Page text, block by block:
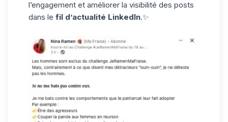
l’engagement et améliorer la visibilité des posts
dans le fil d’actualité LinkedIn.✨